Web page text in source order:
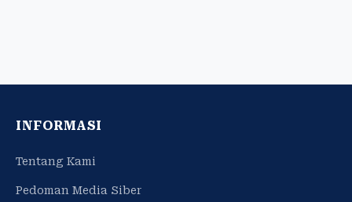
INFORMASI
Tentang Kami
Pedoman Media Siber